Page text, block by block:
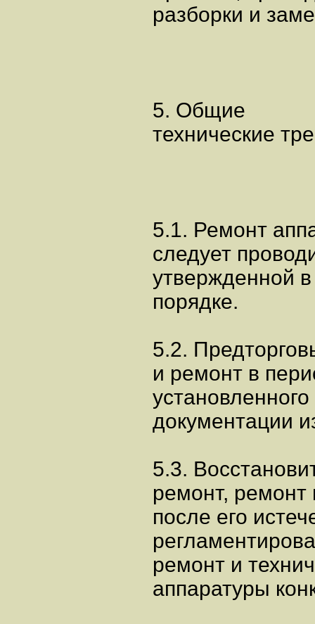
разборки и
5. Общие
технические
5.1. Ремонт
следует
утвержденной
порядке.
5.2.
и ремонт в
документации
5.3.
ремонт, ремонт
после его
ремонт и
аппаратуры